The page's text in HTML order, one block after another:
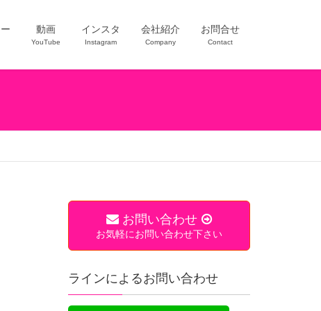
動画
YouTube
インスタ
Instagram
会社紹介
Company
お問合せ
Contact
お問い合わせ
お気軽にお問い合わせ下さい
ラインによるお問い合わせ